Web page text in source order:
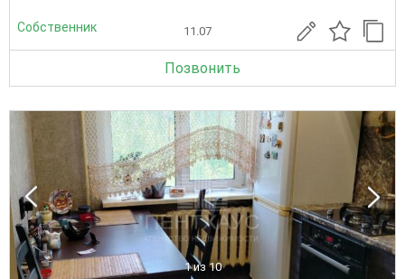
Собственник 11.07
Позвонить
1 из 10